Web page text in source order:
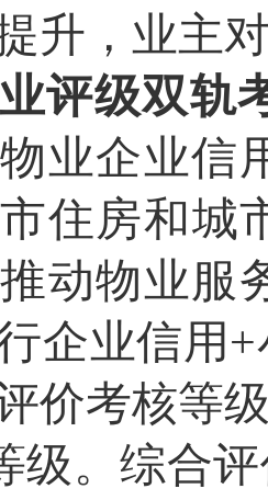
升，业主
评级双轨
业企业信
住房和城
动物业服
企业信用
价考核等
级。综合